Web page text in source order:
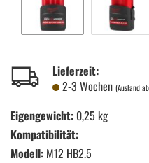
Lieferzeit:
2-3 Wochen (Ausland
Eigengewicht: 0,25 kg
Kompatibilität:
Modell: M12 HB2.5